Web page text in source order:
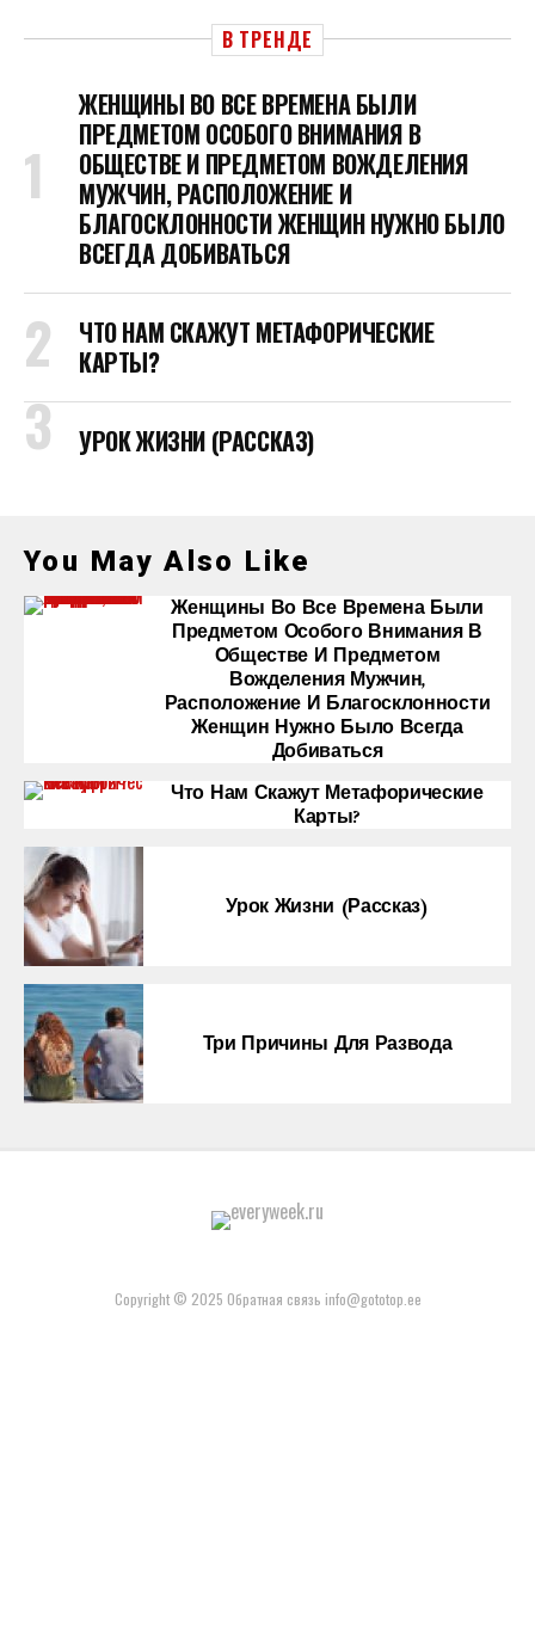
В ТРЕНДЕ
ЖЕНЩИНЫ ВО ВСЕ ВРЕМЕНА БЫЛИ
ПРЕДМЕТОМ ОСОБОГО ВНИМАНИЯ В
ОБЩЕСТВЕ И ПРЕДМЕТОМ ВОЖДЕЛЕНИЯ
МУЖЧИН, РАСПОЛОЖЕНИЕ И
БЛАГОСКЛОННОСТИ ЖЕНЩИН НУЖНО БЫЛО
ВСЕГДА ДОБИВАТЬСЯ
ЧТО НАМ СКАЖУТ МЕТАФОРИЧЕСКИЕ
КАРТЫ?
УРОК ЖИЗНИ (РАССКАЗ)
You May Also Like
Женщины Во Все Времена Были
Предметом Особого Внимания В
Обществе И Предметом
Вожделения Мужчин,
Расположение И Благосклонности
Женщин Нужно Было Всегда
Добиваться
Что Нам Скажут Метафорические
Карты?
Урок Жизни (рассказ)
Три Причины Для Развода
Copyright © 2025 Обратная связь info@gototop.ee